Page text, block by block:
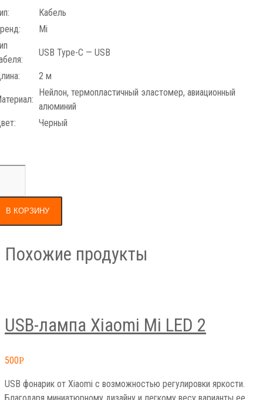
Кабель
Mi
USB Type-C — USB
2 м
Нейлон, термопластичный эластомер, авиационный
алюминий
Черный
В КОРЗИНУ
Похожие продукты
USB-лампа Xiaomi Mi LED 2
500Р
USB фонарик от Xiaomi с возможностью регулировки яркости.